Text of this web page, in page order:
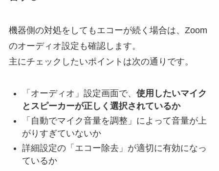
機器側の対処をしてもエコーが続く場合は、Zoom
のオーディオ設定も確認します。
主にチェックしたいポイントは次の通りです。
「オーディオ」設定画面で、 使用したいマイク
とスピーカーが正しく選択されているか
「自動でマイク音量を調整」によって音量が上
がりすぎていないか
詳細設定の「エコー除去」が適切に有効になっ
ているか